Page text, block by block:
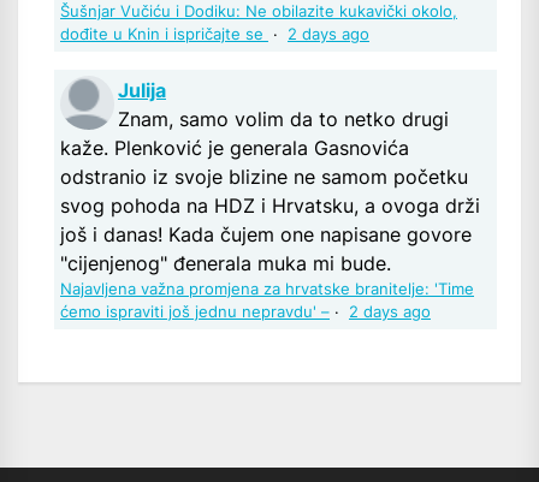
Šušnjar Vučiću i Dodiku: Ne obilazite kukavički okolo,
dođite u Knin i ispričajte se
· 2 days ago
Julija
Znam, samo volim da to netko drugi
kaže. Plenković je generala Gasnovića
odstranio iz svoje blizine ne samom početku
svog pohoda na HDZ i Hrvatsku, a ovoga drži
još i danas! Kada čujem one napisane govore
"cijenjenog" đenerala muka mi bude.
Najavljena važna promjena za hrvatske branitelje: 'Time
ćemo ispraviti još jednu nepravdu' – · 2 days ago